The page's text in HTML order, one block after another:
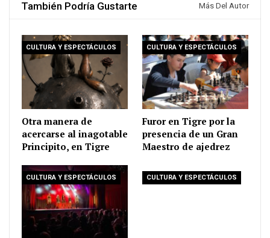
También Podría Gustarte Más Del Autor
CULTURA Y ESPECTÁCULOS
Otra manera de
acercarse al inagotable
Principito, en Tigre
CULTURA Y ESPECTÁCULOS
Furor en Tigre por la
presencia de un Gran
Maestro de ajedrez
CULTURA Y ESPECTÁCULOS CULTURA Y ESPECTÁCULOS